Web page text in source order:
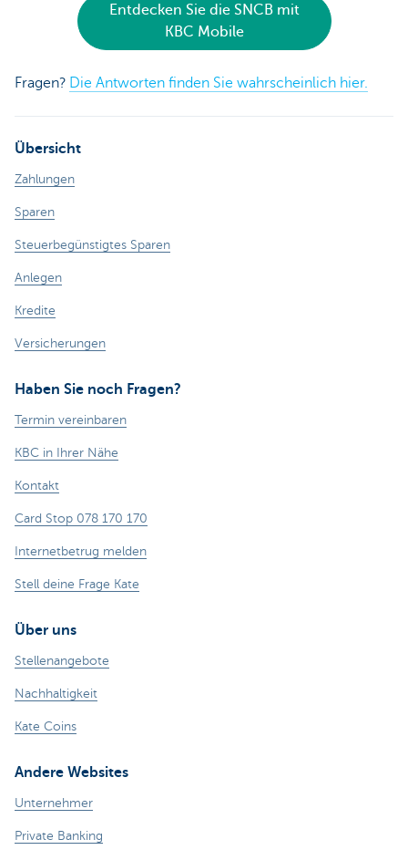
Entdecken Sie die SNCB mit
KBC Mobile
Fragen? Die Antworten finden Sie wahrscheinlich hier.
Übersicht
Zahlungen
Sparen
Steuerbegünstigtes Sparen
Anlegen
Kredite
Versicherungen
Haben Sie noch Fragen?
Termin vereinbaren
KBC in Ihrer Nähe
Kontakt
Card Stop 078 170 170
Internetbetrug melden
Stell deine Frage Kate
Über uns
Stellenangebote
Nachhaltigkeit
Kate Coins
Andere Websites
Unternehmer
Private Banking